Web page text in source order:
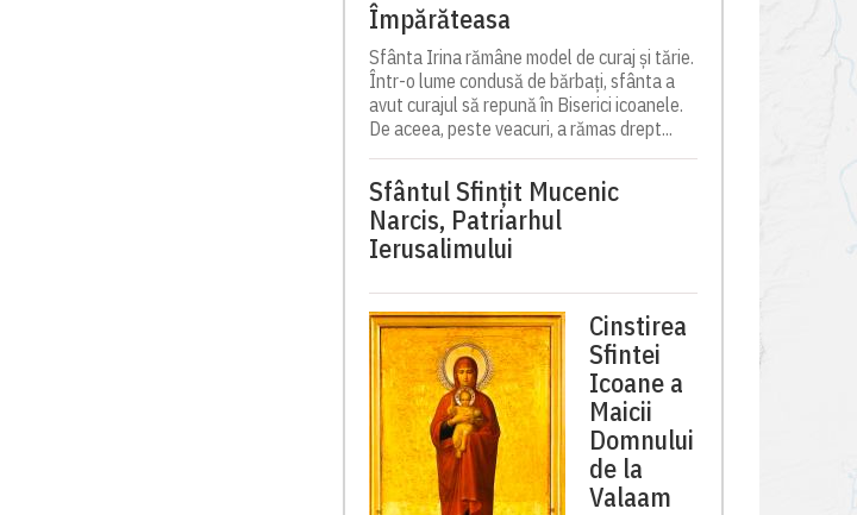
Împărăteasa
Sfânta Irina rămâne model de curaj și tărie.
Într-o lume condusă de bărbați, sfânta a
avut curajul să repună în Biserici icoanele.
De aceea, peste veacuri, a rămas drept...
Sfântul Sfinţit Mucenic
Narcis, Patriarhul
Ierusalimului
Cinstirea
Sfintei
Icoane a
Maicii
Domnului
de la
Valaam